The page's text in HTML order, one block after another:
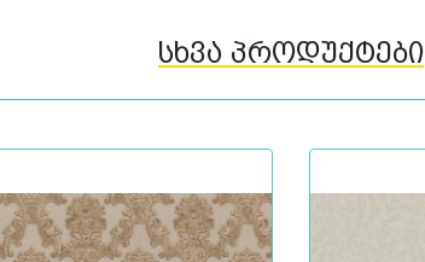
სხვა პროდუქტები